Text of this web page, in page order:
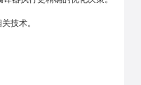
技术。